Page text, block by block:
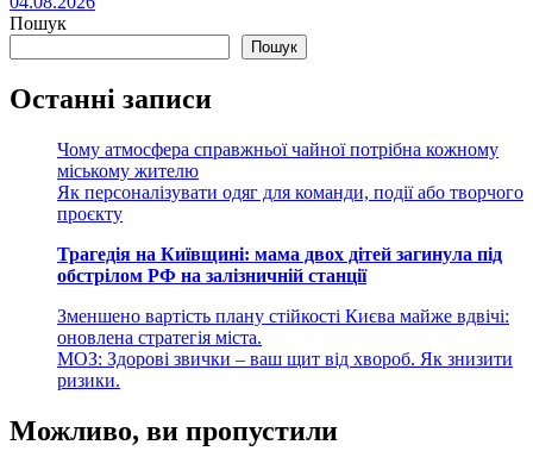
Пошук
Пошук
Останні записи
Чому атмосфера справжньої чайної потрібна кожному
міському жителю
Як персоналізувати одяг для команди, події або творчого
проєкту
Трагедія на Київщині: мама двох дітей загинула під
обстрілом РФ на залізничній станції
Зменшено вартість плану стійкості Києва майже вдвічі:
оновлена стратегія міста.
МОЗ: Здорові звички – ваш щит від хвороб. Як знизити
ризики.
Можливо, ви пропустили